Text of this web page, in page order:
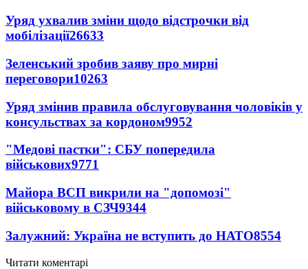
Уряд ухвалив зміни щодо відстрочки від
мобілізації26633
Зеленський зробив заяву про мирні
переговори10263
Уряд змінив правила обслуговування чоловіків у
консульствах за кордоном9952
"Медові пастки": СБУ попередила
військових9771
Майора ВСП викрили на "допомозі"
військовому в СЗЧ9344
Залужний: Україна не вступить до НАТО8554
Читати коментарі